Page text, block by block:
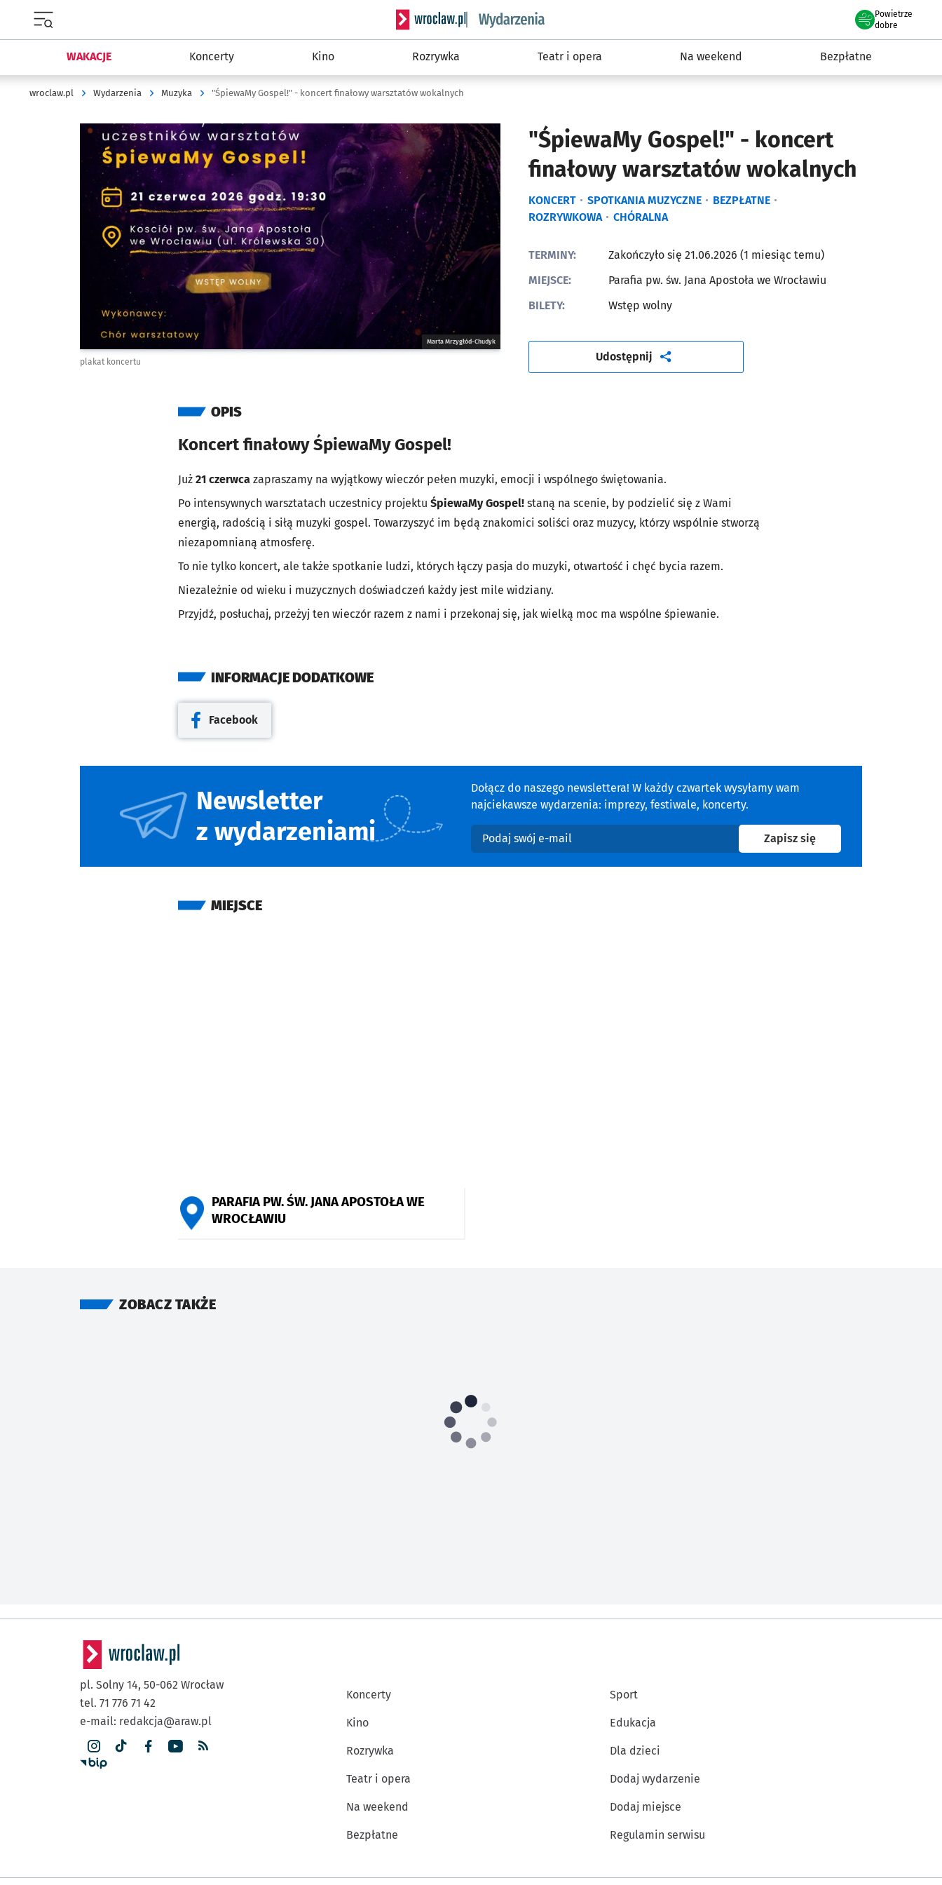
Serwis informacyjny wroclaw.pl podserwis: Wydarzenia
Powietrze
we Wrocławiu
dobre
WAKACJE Koncerty Kino Rozrywka Teatr i opera Na weekend Bezpłatne
wroclaw.pl Wydarzenia Muzyka "ŚpiewaMy Gospel!" - koncert finałowy warsztatów wokalnych
"ŚpiewaMy Gospel!" - koncert
finałowy warsztatów wokalnych
KONCERT SPOTKANIA MUZYCZNE
BEZPŁATNE
ROZRYWKOWA
CHÓRALNA
Kliknij, aby powiększyć
Marta Mrzygłód-Chudyk
plakat koncertu
TERMINY:
Zakończyło się 21.06.2026 (1 miesiąc temu)
MIEJSCE:
Parafia pw. św. Jana Apostoła we Wrocławiu
BILETY:
Wstęp wolny
Udostępnijartykuł
OPIS
Koncert finałowy ŚpiewaMy Gospel!
Już 21 czerwca zapraszamy na wyjątkowy wieczór pełen muzyki, emocji i wspólnego świętowania.
Po intensywnych warsztatach uczestnicy projektu ŚpiewaMy Gospel! staną na scenie, by podzielić się z Wami
energią, radością i siłą muzyki gospel. Towarzyszyć im będą znakomici soliści oraz muzycy, którzy wspólnie stworzą
niezapomnianą atmosferę.
To nie tylko koncert, ale także spotkanie ludzi, których łączy pasja do muzyki, otwartość i chęć bycia razem.
Niezależnie od wieku i muzycznych doświadczeń każdy jest mile widziany.
Przyjdź, posłuchaj, przeżyj ten wieczór razem z nami i przekonaj się, jak wielką moc ma wspólne śpiewanie.
INFORMACJE DODATKOWE
Otwiera się w nowej karcie
Facebook
Newsletter
z wydarzeniami
Dołącz do naszego newslettera! W każdy czwartek wysyłamy wam
najciekawsze wydarzenia: imprezy, festiwale, koncerty.
Podaj swój e-mail
Zapisz sięna newsletter
MIEJSCE
PARAFIA PW. ŚW. JANA APOSTOŁA WE
WROCŁAWIU
ZOBACZ TAKŻE
pl. Solny 14, 50-062 Wrocław
tel. 71 776 71 42
e-mail: redakcja@araw.pl
Koncerty
Kino
Rozrywka
Teatr i opera
Na weekend
Bezpłatne
Sport
Edukacja
Dla dzieci
Dodaj wydarzenie
Dodaj miejsce
Regulamin serwisu